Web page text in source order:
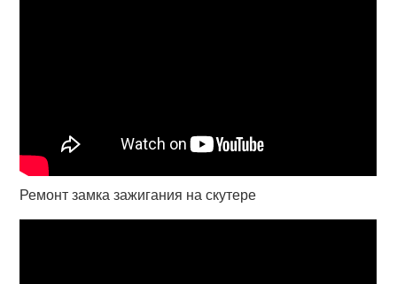
Ремонт замка зажигания на скутере